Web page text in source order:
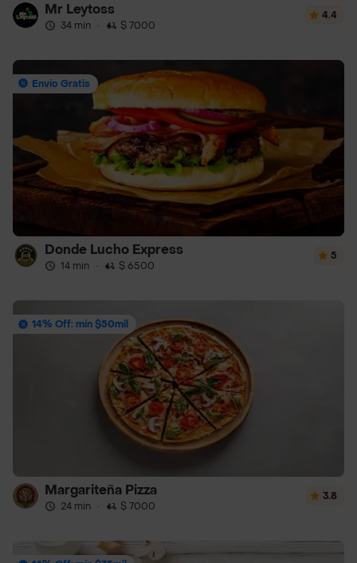
Mr Leytoss
34 min · $ 7000
4.4
Envío Gratis
Donde Lucho Express
14 min · $ 6500
5
14% Off: mín $50mil
Margariteña Pizza
24 min · $ 7000
3.8